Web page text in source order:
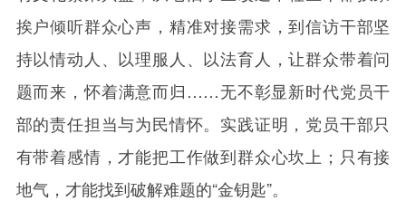
挨户倾听群众心声，精准对接需求，到信访干部坚
持以情动人、以理服人、以法育人，让群众带着问
题而来，怀着满意而归……无不彰显新时代党员干
部的责任担当与为民情怀。实践证明，党员干部只
有带着感情，才能把工作做到群众心坎上；只有接
地气，才能找到破解难题的“金钥匙”。